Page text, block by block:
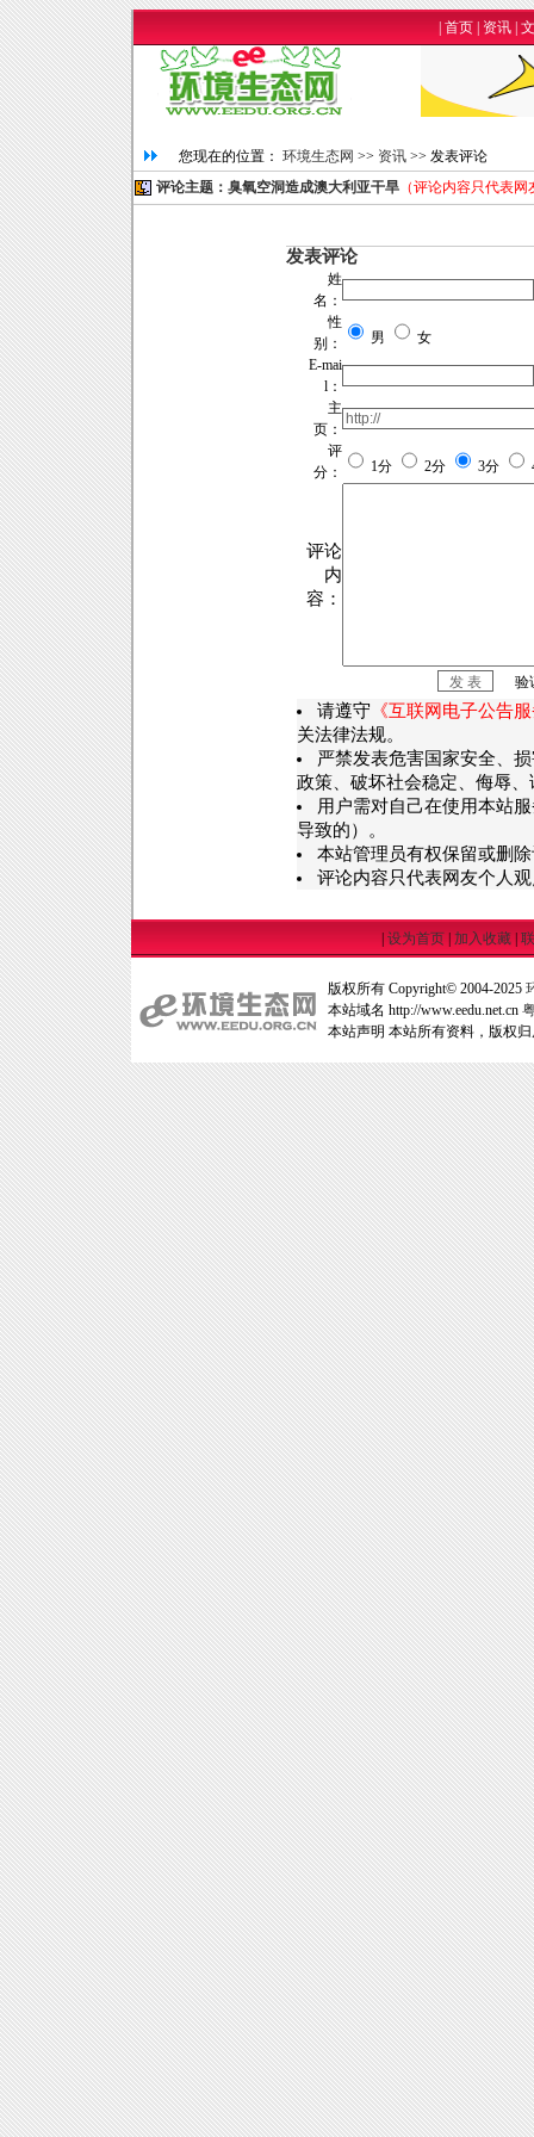
首页 资讯
您现在的位置： 环境生态网 >> 资讯 >> 发表评论
评论主题：臭氧空洞造成澳大利亚干旱 （评论内容只代表
发表评论
姓
名：
性
别：
男
女
E-mai
l：
主
页：
评
分：
1分 2分 3分
评论
内
容：
验
请遵守 《互联网电子公告
关法律法规。
严禁发表危害国家安全、
政策、破坏社会稳定、侮辱
用户需对自己在使用本站
导致的）。
本站管理员有权保留或删
评论内容只代表网友个人
设为首页| 加入收藏|
版权所有 Copyright© 2004-2025
本站域名 http://www.eedu.net.cn
本站声明 本站所有资料，版权